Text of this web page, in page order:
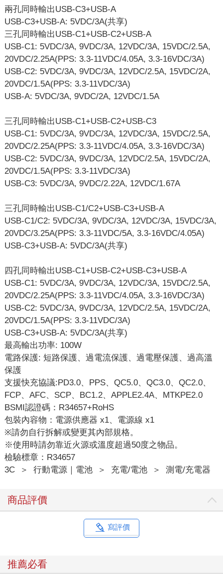
兩孔同時輸出USB-C3+USB-A
USB-C3+USB-A: 5VDC/3A(共享)
三孔同時輸出USB-C1+USB-C2+USB-A
USB-C1: 5VDC/3A, 9VDC/3A, 12VDC/3A, 15VDC/2.5A,
20VDC/2.25A(PPS: 3.3-11VDC/4.05A, 3.3-16VDC/3A)
USB-C2: 5VDC/3A, 9VDC/3A, 12VDC/2.5A, 15VDC/2A,
20VDC/1.5A(PPS: 3.3-11VDC/3A)
USB-A: 5VDC/3A, 9VDC/2A, 12VDC/1.5A
三孔同時輸出USB-C1+USB-C2+USB-C3
USB-C1: 5VDC/3A, 9VDC/3A, 12VDC/3A, 15VDC/2.5A,
20VDC/2.25A(PPS: 3.3-11VDC/4.05A, 3.3-16VDC/3A)
USB-C2: 5VDC/3A, 9VDC/3A, 12VDC/2.5A, 15VDC/2A,
20VDC/1.5A(PPS: 3.3-11VDC/3A)
USB-C3: 5VDC/3A, 9VDC/2.22A, 12VDC/1.67A
三孔同時輸出USB-C1/C2+USB-C3+USB-A
USB-C1/C2: 5VDC/3A, 9VDC/3A, 12VDC/3A, 15VDC/3A,
20VDC/3.25A(PPS: 3.3-11VDC/5A, 3.3-16VDC/4.05A)
USB-C3+USB-A: 5VDC/3A(共享)
四孔同時輸出USB-C1+USB-C2+USB-C3+USB-A
USB-C1: 5VDC/3A, 9VDC/3A, 12VDC/3A, 15VDC/2.5A,
20VDC/2.25A(PPS: 3.3-11VDC/4.05A, 3.3-16VDC/3A)
USB-C2: 5VDC/3A, 9VDC/3A, 12VDC/2.5A, 15VDC/2A,
20VDC/1.5A(PPS: 3.3-11VDC/3A)
USB-C3+USB-A: 5VDC/3A(共享)
最高輸出功率: 100W
電路保護: 短路保護、過電流保護、過電壓保護、過高溫
保護
支援快充協議:PD3.0、PPS、QC5.0、QC3.0、QC2.0、
FCP、AFC、SCP、BC1.2、APPLE2.4A、MTKPE2.0
BSMI認證碼：R34657+RoHS
包裝內容物：電源供應器 x1、電源線 x1
※請勿自行拆解或變更其內部規格。
※使用時請勿靠近火源或溫度超過50度之物品。
檢驗標章：R34657
3C
＞ 行動電源｜電池 ＞ 充電/電池 ＞ 測電/充電器
商品評價
寫評價
推薦必看